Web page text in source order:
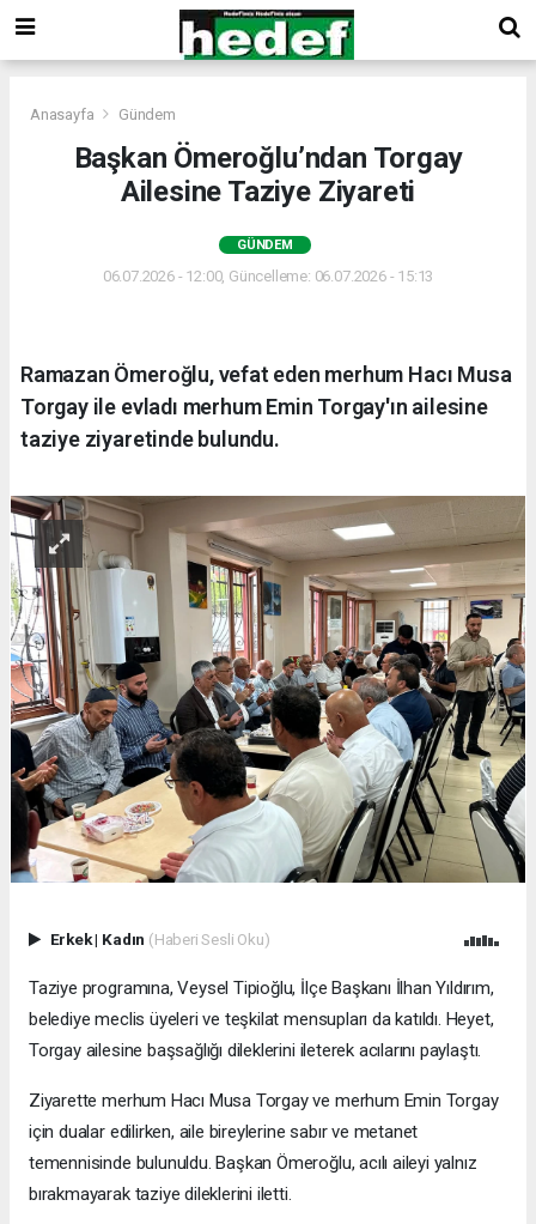
Anasayfa Gündem
Başkan Ömeroğlu’ndan Torgay
Ailesine Taziye Ziyareti
GÜNDEM
06.07.2026 - 12:00, Güncelleme: 06.07.2026 - 15:13
Ramazan Ömeroğlu, vefat eden merhum Hacı Musa
Torgay ile evladı merhum Emin Torgay'ın ailesine
taziye ziyaretinde bulundu.
Erkek| Kadın (Haberi Sesli Oku)
Taziye programına, Veysel Tipioğlu, İlçe Başkanı İlhan Yıldırım,
belediye meclis üyeleri ve teşkilat mensupları da katıldı. Heyet,
Torgay ailesine başsağlığı dileklerini ileterek acılarını paylaştı.
Ziyarette merhum Hacı Musa Torgay ve merhum Emin Torgay
için dualar edilirken, aile bireylerine sabır ve metanet
temennisinde bulunuldu. Başkan Ömeroğlu, acılı aileyi yalnız
bırakmayarak taziye dileklerini iletti.